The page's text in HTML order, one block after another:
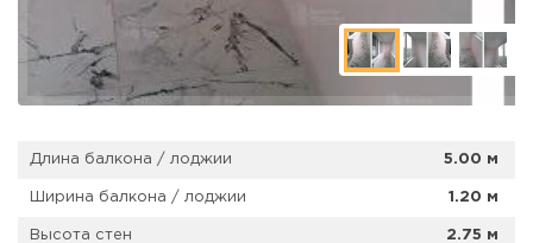
Монтаж плинтуса по периметру лоджии
3. Отделка потолка
Потолок был бетонным. Мы сделали:
Обшивку влагостойким гипсокартоном
Шпатлёвку в два прохода с промежуточной сушкой
Покраску
Длина балкона / лоджии 5.00 м
Ширина балкона / лоджии 1.20 м
Высота стен 2.75 м